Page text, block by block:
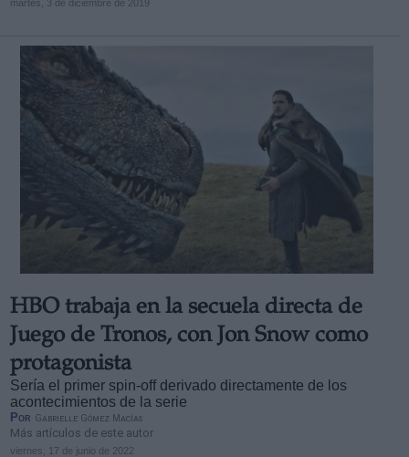
martes, 3 de diciembre de 2019
HBO trabaja en la secuela directa de
Juego de Tronos, con Jon Snow como
protagonista
Sería el primer spin-off derivado directamente de los
acontecimientos de la serie
Por Gabrielle Gómez Macías
Más artículos de este autor
viernes, 17 de junio de 2022